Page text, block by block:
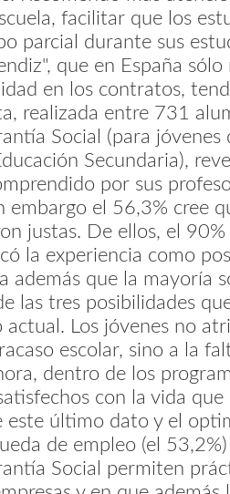
facilitar que los
parcial durante sus
que en España
en los contratos,
realizada entre 731
Social (para
Secundaria),
por sus
embargo el 56,3% cree
justas. De ellos, el
la experiencia como
además que la mayoría
las tres posibilidades
actual. Los jóvenes no
escolar, sino a la
dentro de los
con la vida
este último dato y el
de empleo (el
Social permiten